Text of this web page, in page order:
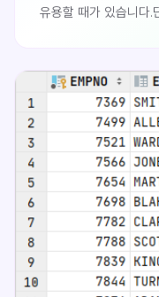
유용할 때가 있습니
원격 PC에서의 설정
설정시작버튼에서 설
시작버튼을 마우스 우
데스크톱 활성화원격
방화벽 설정이..